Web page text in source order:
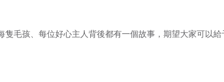
毛孩、每位好心主人背後都有一個故事，期望大家可以給